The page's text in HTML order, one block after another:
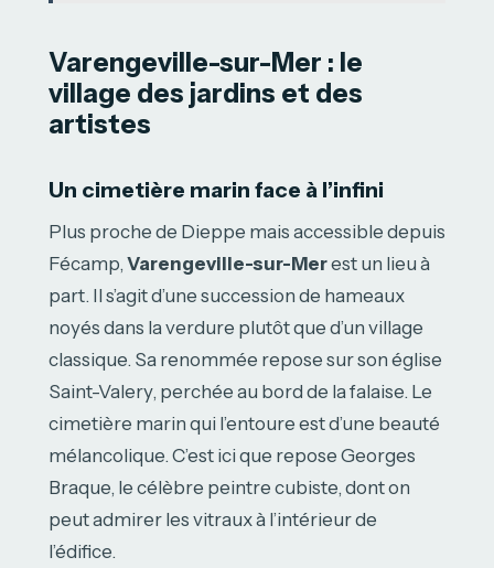
Varengeville-sur-Mer : le
village des jardins et des
artistes
Un cimetière marin face à l’infini
Plus proche de Dieppe mais accessible depuis
Fécamp, Varengeville-sur-Merest un lieu à
part. Il s’agit d’une succession de hameaux
noyés dans la verdure plutôt que d’un village
classique. Sa renommée repose sur son église
Saint-Valery, perchée au bord de la falaise. Le
cimetière marin qui l’entoure est d’une beauté
mélancolique. C’est ici que repose Georges
Braque, le célèbre peintre cubiste, dont on
peut admirer les vitraux à l’intérieur de
l’édifice.